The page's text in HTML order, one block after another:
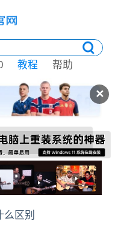
✕
教程 帮助
区别